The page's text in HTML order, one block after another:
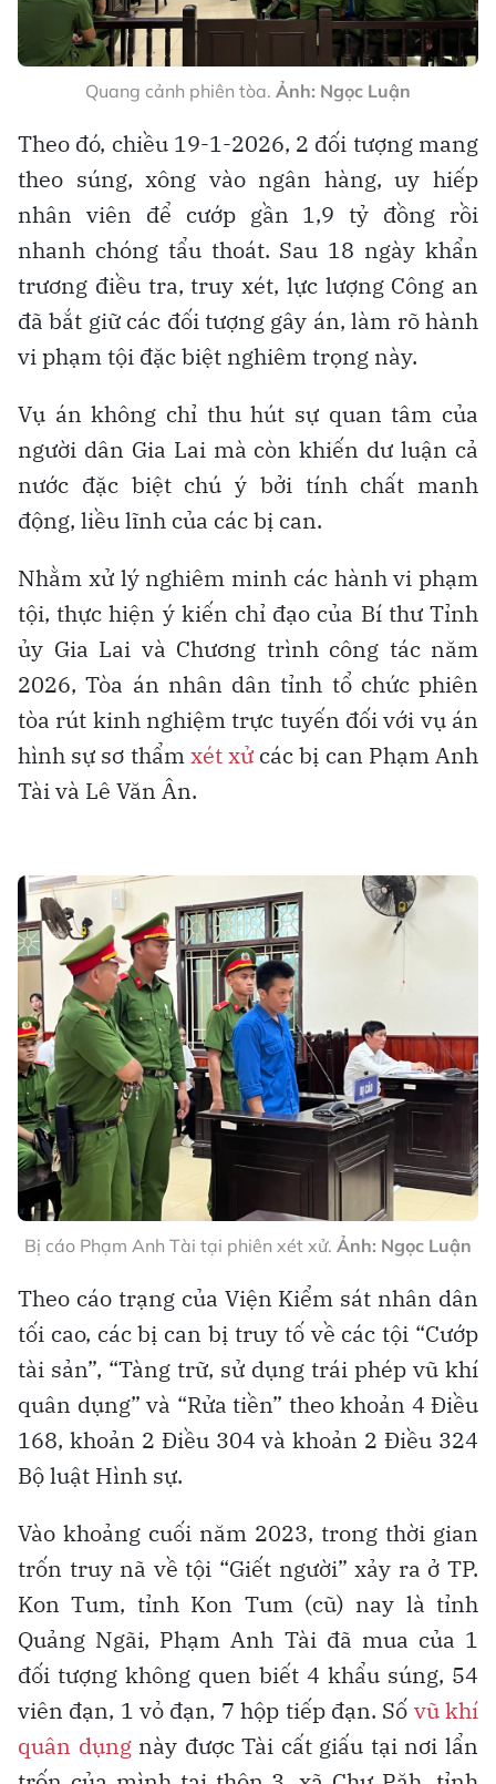
Quang cảnh phiên tòa. Ảnh: Ngọc Luận
Theo đó, chiều 19-1-2026, 2 đối tượng mang
theo súng, xông vào ngân hàng, uy hiếp
nhân viên để cướp gần 1,9 tỷ đồng rồi
nhanh chóng tẩu thoát. Sau 18 ngày khẩn
trương điều tra, truy xét, lực lượng Công an
đã bắt giữ các đối tượng gây án, làm rõ hành
vi phạm tội đặc biệt nghiêm trọng này.
Vụ án không chỉ thu hút sự quan tâm của
người dân Gia Lai mà còn khiến dư luận cả
nước đặc biệt chú ý bởi tính chất manh
động, liều lĩnh của các bị can.
Nhằm xử lý nghiêm minh các hành vi phạm
tội, thực hiện ý kiến chỉ đạo của Bí thư Tỉnh
ủy Gia Lai và Chương trình công tác năm
2026, Tòa án nhân dân tỉnh tổ chức phiên
tòa rút kinh nghiệm trực tuyến đối với vụ án
hình sự sơ thẩmxét xử các bị can Phạm Anh
Tài và Lê Văn Ân.
Bị cáo Phạm Anh Tài tại phiên xét xử. Ảnh: Ngọc Luận
Theo cáo trạng của Viện Kiểm sát nhân dân
tối cao, các bị can bị truy tố về các tội “Cướp
tài sản”, “Tàng trữ, sử dụng trái phép vũ khí
quân dụng” và “Rửa tiền” theo khoản 4 Điều
168, khoản 2 Điều 304 và khoản 2 Điều 324
Bộ luật Hình sự.
Vào khoảng cuối năm 2023, trong thời gian
trốn truy nã về tội “Giết người” xảy ra ở TP.
Kon Tum, tỉnh Kon Tum (cũ) nay là tỉnh
Quảng Ngãi, Phạm Anh Tài đã mua của 1
đối tượng không quen biết 4 khẩu súng, 54
viên đạn, 1 vỏ đạn, 7 hộp tiếp đạn. Số vũ khí
quân dụngnày được Tài cất giấu tại nơi lẩn